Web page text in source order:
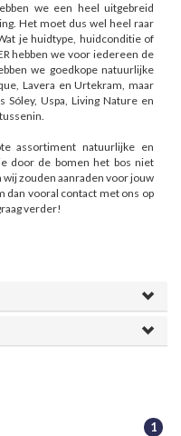
we een heel uitgebreid
Het moet dus wel heel raar
je huidtype, huidconditie of
hebben we voor iedereen de
we goedkope natuurlijke
Lavera en Urtekram, maar
Uspa, Living Nature en
assortiment natuurlijke en
door de bomen het bos niet
zouden aanraden voor jouw
dan vooral contact met ons op
verder!
1